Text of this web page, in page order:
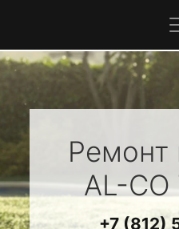
Ремонт
AL-CO
+7 (812)